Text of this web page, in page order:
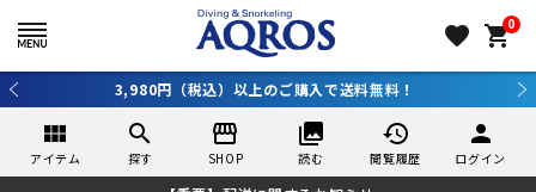
favorite 0
shopping_cart
料！ 新規アプリ会員登録で10％OFF！詳しくはコ
view_module
アイテム
search
探す
storefront
SHOP
collections
読む
history
閲覧履歴
person
ログイン